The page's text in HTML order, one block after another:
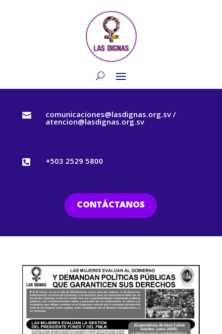
 comunicaciones@lasdignas.org.sv /
atencion@lasdignas.org.sv
 +503 2529 5800
CONTÁCTANOS